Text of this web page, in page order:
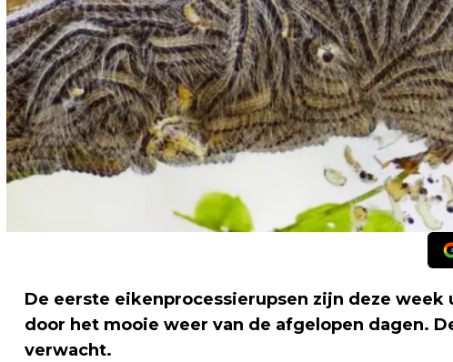
De eerste eikenprocessierupsen zijn deze
door het mooie weer van de afgelopen dagen.
verwacht.